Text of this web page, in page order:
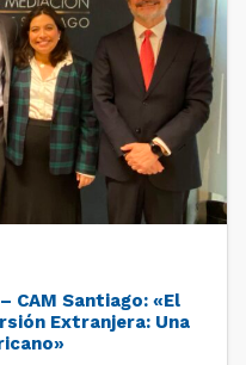
CAM Santiago: «El
Extranjera: Una